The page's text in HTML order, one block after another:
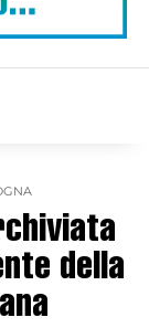
della